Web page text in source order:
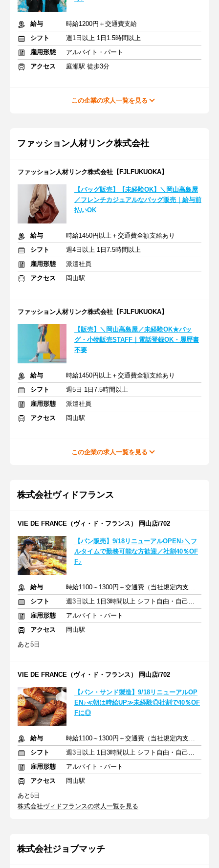
給与
時給1200円＋交通費支給
シフト
週1日以上 1日1.5時間以上
雇用形態
アルバイト・パート
アクセス
庭瀬駅 徒歩3分
この企業の求人一覧を見る
ファッション人材リンク株式会社
ファッション人材リンク株式会社【FJLFUKUOKA】
【バッグ販売】【未経験OK】＼岡山高島屋
／フレンチカジュアルなバッグ販売｜給与前
払いOK
給与
時給1450円以上＋交通費全額支給あり
シフト
週4日以上 1日7.5時間以上
雇用形態
派遣社員
アクセス
岡山駅
ファッション人材リンク株式会社【FJLFUKUOKA】
【販売】＼岡山高島屋／未経験OK★バッ
グ・小物販売STAFF｜電話登録OK・履歴書
不要
給与
時給1450円以上＋交通費全額支給あり
シフト
週5日 1日7.5時間以上
雇用形態
派遣社員
アクセス
岡山駅
この企業の求人一覧を見る
株式会社ヴィドフランス
VIE DE FRANCE（ヴィ・ド・フランス） 岡山店/702
【パン販売】9/18リニューアルOPEN♪＼フ
ルタイムで勤務可能な方歓迎／社割40％OF
F♪
給与
時給1100～1300円＋交通費（当社規定内支給）
シフト
週3日以上 1日3時間以上 シフト自由・自己申告
雇用形態
アルバイト・パート
アクセス
岡山駅
あと5日
VIE DE FRANCE（ヴィ・ド・フランス） 岡山店/702
【パン・サンド製造】9/18リニューアルOP
EN♪≪朝は時給UP≫未経験◎社割で40％OF
Fに◎
給与
時給1100～1300円＋交通費（当社規定内支給）
シフト
週3日以上 1日3時間以上 シフト自由・自己申告
雇用形態
アルバイト・パート
アクセス
岡山駅
あと5日
株式会社ヴィドフランスの求人一覧を見る
株式会社ジョブマッチ